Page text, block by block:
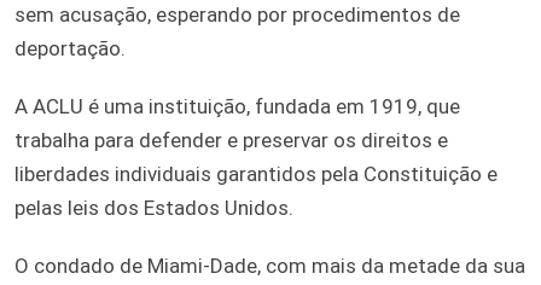
sem acusação, esperando por procedimentos de
deportação.
A ACLU é uma instituição, fundada em 1919, que
trabalha para defender e preservar os direitos e
liberdades individuais garantidos pela Constituição e
pelas leis dos Estados Unidos.
O condado de Miami-Dade, com mais da metade da sua